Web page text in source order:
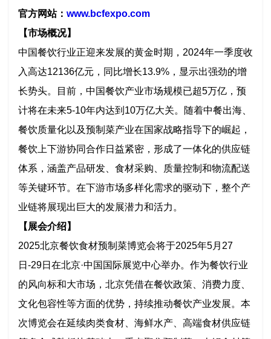
官方网站： www.bcfexpo.com
【市场概况】
中国餐饮行业正迎来发展的黄金时期，2024年一季度收
入高达12136亿元，同比增长13.9%，显示出强劲的增
长势头。目前，中国餐饮产业市场规模已超5万亿，预
计将在未来5-10年内达到10万亿大关。随着中餐出海、
餐饮质量化以及预制菜产业在国家战略指导下的崛起，
餐饮上下游协同合作日益紧密，形成了一体化的供应链
体系，涵盖产品研发、食材采购、质量控制和物流配送
等关键环节。在下游市场多样化需求的驱动下，整个产
业链将展现出巨大的发展潜力和活力。
【展会介绍】
2025北京餐饮食材预制菜博览会将于2025年5月27
日-29日在北京·中国国际展览中心举办。作为餐饮行业
的风向标和大市场，北京凭借在餐饮政策、消费力度、
文化包容性等方面的优势，持续推动餐饮产业发展。本
次博览会在延续肉类食材、海鲜水产、高端食材供应链